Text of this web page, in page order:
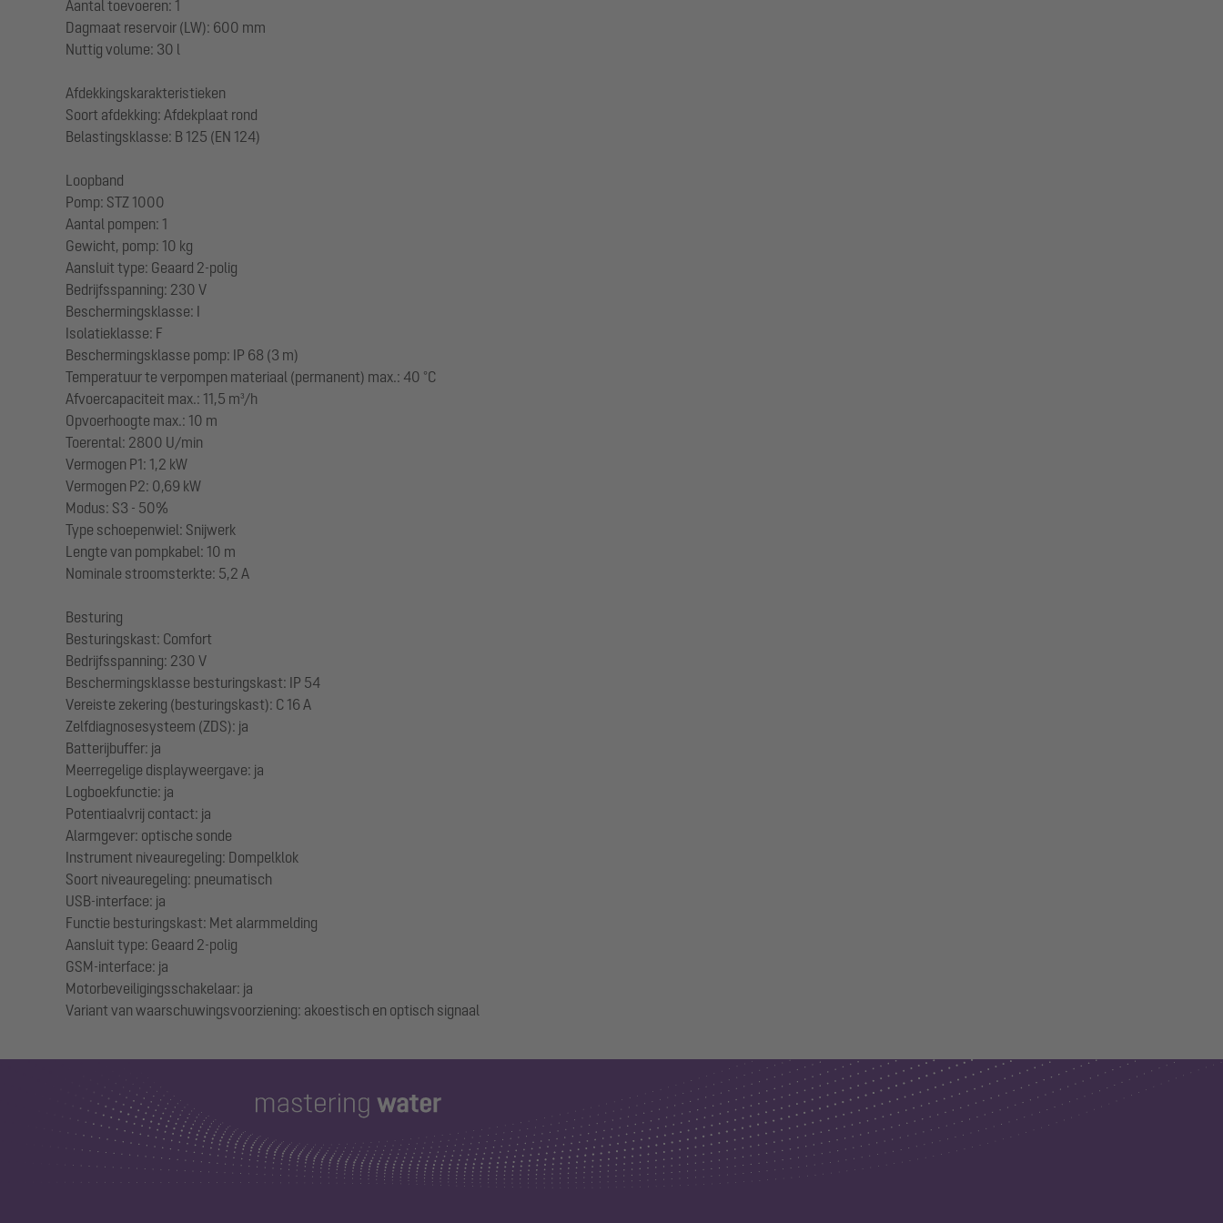
Aantal toevoeren: 1
Dagmaat reservoir (LW): 600 mm
Nuttig volume: 30 l
Afdekkingskarakteristieken
Soort afdekking: Afdekplaat rond
Belastingsklasse: B 125 (EN 124)
Loopband
Pomp: STZ 1000
Aantal pompen: 1
Gewicht, pomp: 10 kg
Aansluit type: Geaard 2-polig
Bedrijfsspanning: 230 V
Beschermingsklasse: I
Isolatieklasse: F
Beschermingsklasse pomp: IP 68 (3 m)
Temperatuur te verpompen materiaal (permanent) max.: 40 °C
Afvoercapaciteit max.: 11,5 m³/h
Opvoerhoogte max.: 10 m
Toerental: 2800 U/min
Vermogen P1: 1,2 kW
Vermogen P2: 0,69 kW
Modus: S3 - 50%
Type schoepenwiel: Snijwerk
Lengte van pompkabel: 10 m
Nominale stroomsterkte: 5,2 A
Besturing
Besturingskast: Comfort
Bedrijfsspanning: 230 V
Beschermingsklasse besturingskast: IP 54
Vereiste zekering (besturingskast): C 16 A
Zelfdiagnosesysteem (ZDS): ja
Batterijbuffer: ja
Meerregelige displayweergave: ja
Logboekfunctie: ja
Potentiaalvrij contact: ja
Alarmgever: optische sonde
Instrument niveauregeling: Dompelklok
Soort niveauregeling: pneumatisch
USB-interface: ja
Functie besturingskast: Met alarmmelding
Aansluit type: Geaard 2-polig
GSM-interface: ja
Motorbeveiligingsschakelaar: ja